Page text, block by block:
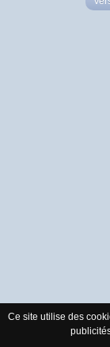
Ce site utilise des